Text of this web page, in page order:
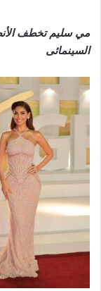
مي سليم تخطف
السينمائى